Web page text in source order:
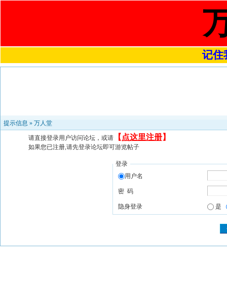
记住
提示信息 » 万人堂
请直接登录用户访问论坛，或请 【 点这里注册】
如果您已注册,请先登录论坛即可游览帖子
登录
用户名
密 码
隐身登录 是